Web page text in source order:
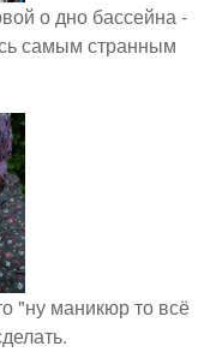
о дно бассейна -
самым странным
"ну маникюр то всё